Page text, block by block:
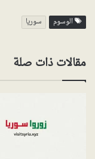
الوسوم سوريا
مقالات ذات صلة